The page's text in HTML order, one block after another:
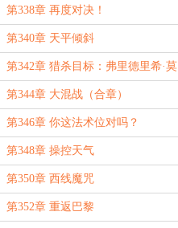
第338章 再度对决！
第340章 天平倾斜
第342章 猎杀目标：弗里德里希·莫
林
第344章 大混战（合章）
第346章 你这法术位对吗？
第348章 操控天气
第350章 西线魔咒
第352章 重返巴黎